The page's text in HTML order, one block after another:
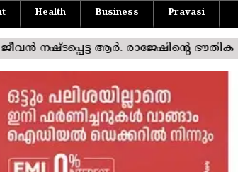
Health Business Pravasi